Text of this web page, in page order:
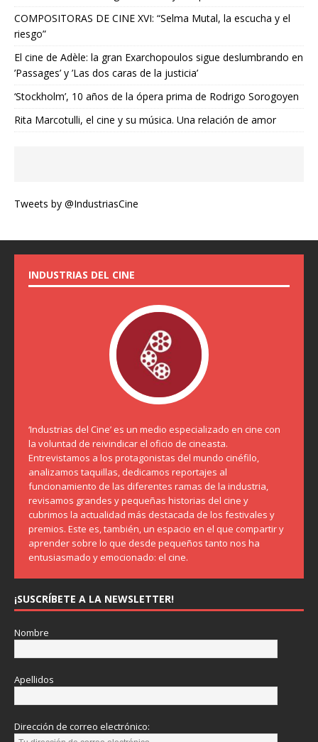
COMPOSITORAS DE CINE XVI: “Selma Mutal, la escucha y el
riesgo”
El cine de Adèle: la gran Exarchopoulos sigue deslumbrando en
’Passages’ y ’Las dos caras de la justicia’
‘Stockholm’, 10 años de la ópera prima de Rodrigo Sorogoyen
Rita Marcotulli, el cine y su música. Una relación de amor
Tweets by @IndustriasCine
INDUSTRIAS DEL CINE
‘Industrias del Cine’ es un medio especializado en cine con
la voluntad de reivindicar el oficio de cineasta.
Entrevistamos a los protagonistas del mundo cinéfilo,
analizamos taquillas, dedicamos reportajes al
funcionamiento de las diferentes ramas de la industria,
revisamos grandes y pequeñas historias del cine y
cubrimos la actualidad más destacada de los festivales y
premios. Este es, también, un espacio en el que compartir y
aprender sobre lo que desde pequeños tanto nos ha
entusiasmado y emocionado: el cine.
¡SUSCRÍBETE A LA NEWSLETTER!
Nombre
Apellidos
Dirección de correo electrónico: